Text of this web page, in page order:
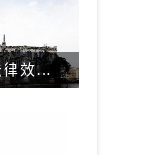
遗嘱需要公证才有法律效力吗？